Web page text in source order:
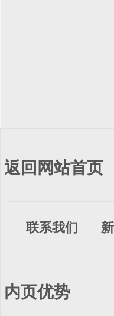
返回网站首页
联系我们
内页优势